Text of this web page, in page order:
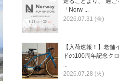
「Norw ...
2026.07.31 (金)
【入荷速報！】老舗
ドの100周年記念ク
...
2026.07.28 (火)